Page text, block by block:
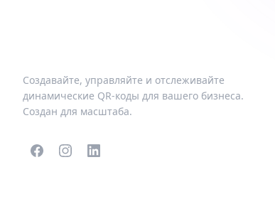
Создавайте, управляйте и отслеживайте
динамические QR-коды для вашего бизнеса.
Создан для масштаба.